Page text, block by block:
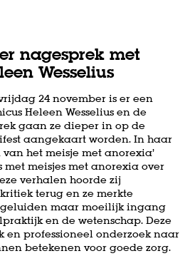
nagesprek met
Wesselius
24 november is er een
Heleen Wesselius en de
gaan ze dieper in op de
aangekaart worden. In haar
van het meisje met anorexia’
met meisjes met anorexia over
verhalen hoorde zij
terug en ze merkte
maar moeilijk ingang
en de wetenschap. Deze
en professioneel onderzoek naar
betekenen voor goede zorg.